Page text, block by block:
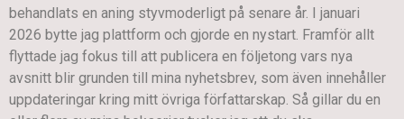
behandlats en aning styvmoderligt på senare år. I januari
2026 bytte jag plattform och gjorde en nystart. Framför allt
flyttade jag fokus till att publicera en följetong vars nya
avsnitt blir grunden till mina nyhetsbrev, som även innehåller
uppdateringar kring mitt övriga författarskap. Så gillar du en